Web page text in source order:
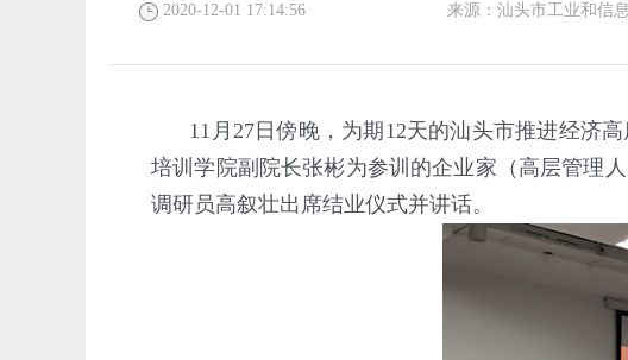
2020-12-01 17:14:56 来源：汕头市工业和信
11月27日傍晚，为期12天的汕头市推进经济
培训学院副院长张彬为参训的企业家（高层管理
调研员高叙壮出席结业仪式并讲话。